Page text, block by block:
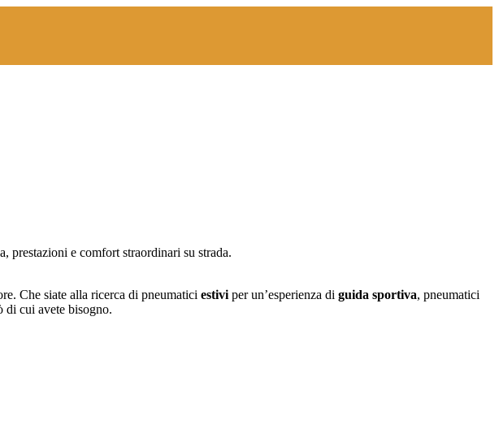
prestazioni e comfort straordinari su strada.
Che siate alla ricerca di pneumatici estivi per un’esperienza di guida sportiva, pneumatici
di cui avete bisogno.